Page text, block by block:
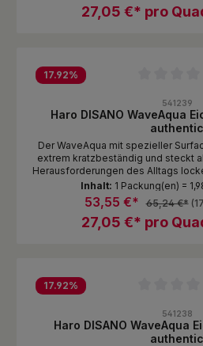
27,05 €* pro
17.92%
541239
Haro DISANO WaveAqua
authentic
Der WaveAqua mit spezieller
extrem kratzbeständig und steckt
Herausforderungen des Alltags
Nässeschutz unempfindlich gegen
ist echte DISANO Qualität
27,05 €* pro
53,55 €* 65,24 €*
Inhalt: 1 Packung(en) =
17.92%
541238
Haro DISANO WaveAqua
authentic